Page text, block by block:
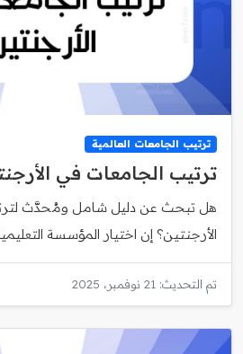
ترتيب الجامعات العالمية
ترتيب الجامعات في
هل تبحث عن دليل شامل ومُحدَّث
الأرجنتين؟ إن اختيار المؤسسة
تم التحديث: 21 نوفمبر، 2025